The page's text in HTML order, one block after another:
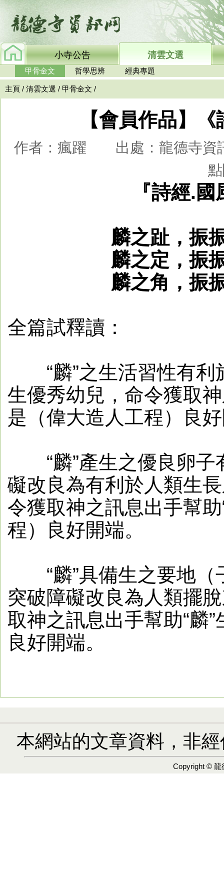
小寺公告 清雲文選
甲骨金文 哲學思辨 經典專題
主頁 / 清雲文選 / 甲骨金文 /
【會員作品】
作者：瘋躍 出處：龍德寺
『詩經.
麟之趾，振
麟之定，振
麟之角，振
全篇試釋讀：
“麟”之生活習性有利
生優秀幼兒，命令獲取
是（偉大造人工程）良
“麟”產生之優良卵子
礙改良為有利於人類生
令獲取神之訊息出手幫
程）良好開端。
“麟”具備生之要地（
突破障礙改良為人類擺
取神之訊息出手幫助“麟
良好開端。
本網站的文章資料，非
Copyright © 龍